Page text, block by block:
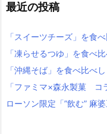
最近の投稿
「スイーツチーズ」を食
「凍らせるつゆ」を食べ
「沖縄そば」を食べ比べ
「ファミマ×森永製菓 コ
ローソン限定「”飲む” 麻